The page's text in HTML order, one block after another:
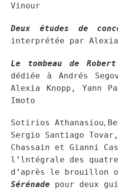
Vinour
Deux études de
interprétée par
Le tombeau de
dédiée à Andrés
Alexia Knopp, Yann
Imoto
Sotirios Athanasiou,
Sergio Santiago
Chassain et Gianni
l’ lntégrale des quatre
d’après le brouillon
Sérénade pour deux